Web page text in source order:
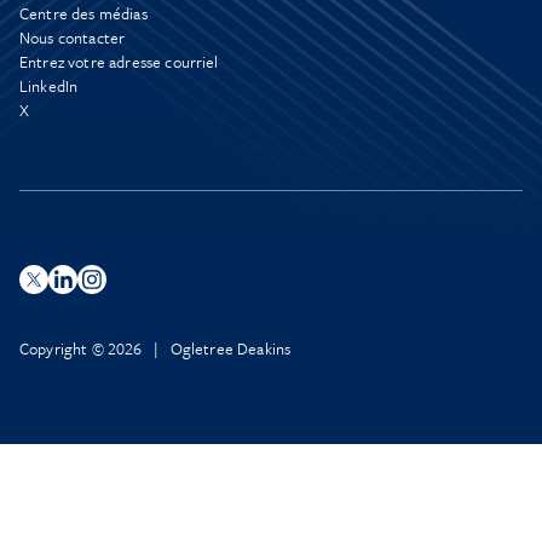
Centre des médias
Nous contacter
Entrez votre adresse courriel
LinkedIn
X
Copyright © 2026 | Ogletree Deakins